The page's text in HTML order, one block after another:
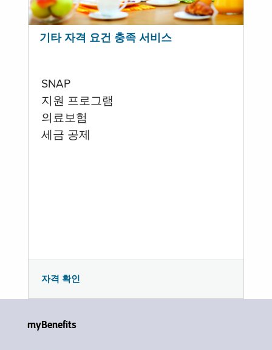
기타 자격 요건 충족 서비스
SNAP
지원 프로그램
의료보험
세금 공제
자격 확인
myBenefits